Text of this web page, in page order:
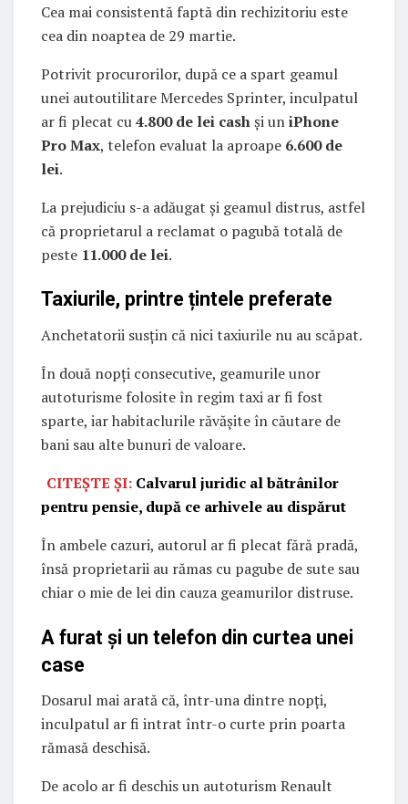
Cea mai consistentă faptă din rechizitoriu este
cea din noaptea de 29 martie.
Potrivit procurorilor, după ce a spart geamul
unei autoutilitare Mercedes Sprinter, inculpatul
ar fi plecat cu4.800 de lei cashși uniPhone
Pro Max, telefon evaluat la aproape 6.600 de
lei.
La prejudiciu s-a adăugat și geamul distrus, astfel
că proprietarul a reclamat o pagubă totală de
peste 11.000 de lei.
Taxiurile, printre țintele preferate
Anchetatorii susțin că nici taxiurile nu au scăpat.
În două nopți consecutive, geamurile unor
autoturisme folosite în regim taxi ar fi fost
sparte, iar habitaclurile răvășite în căutare de
bani sau alte bunuri de valoare.
CITEȘTE ȘI: Calvarul juridic al bătrânilor
pentru pensie, după ce arhivele au dispărut
În ambele cazuri, autorul ar fi plecat fără pradă,
însă proprietarii au rămas cu pagube de sute sau
chiar o mie de lei din cauza geamurilor distruse.
A furat și un telefon din curtea unei
case
Dosarul mai arată că, într-una dintre nopți,
inculpatul ar fi intrat într-o curte prin poarta
rămasă deschisă.
De acolo ar fi deschis un autoturism Renault